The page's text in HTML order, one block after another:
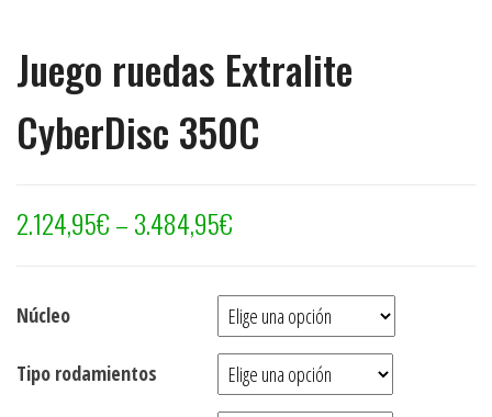
Juego ruedas Extralite
CyberDisc 350C
2.124,95€–3.484,95€
Núcleo
Tipo rodamientos